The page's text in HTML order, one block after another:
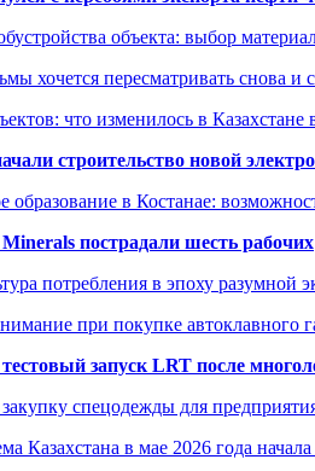
объекта: выбор
хочется пересматривать снова и
что изменилось в Казахстане
строительство новой
образование в Костанае:
пострадали шесть рабочих
потребления в эпоху разумной
при покупке автоклавного
запуск LRT после
спецодежды для
Казахстана в мае 2026 года